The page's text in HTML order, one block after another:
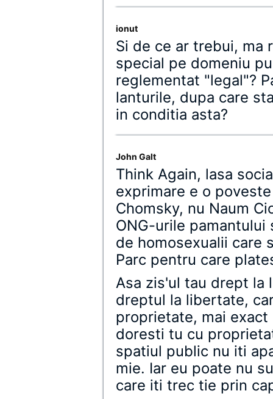
ionut
Si de ce ar trebui, ma
special pe domeniu
reglementat "legal"?
lanturile, dupa care
in conditia asta?
John Galt
Think Again, lasa
exprimare e o
Chomsky, nu Naum
ONG-urile
de homosexualii care
Parc pentru care
Asa zis'ul tau drept la
dreptul la libertate,
proprietate, mai
doresti tu cu
spatiul public nu iti
mie. Iar eu poate nu
care iti trec tie prin